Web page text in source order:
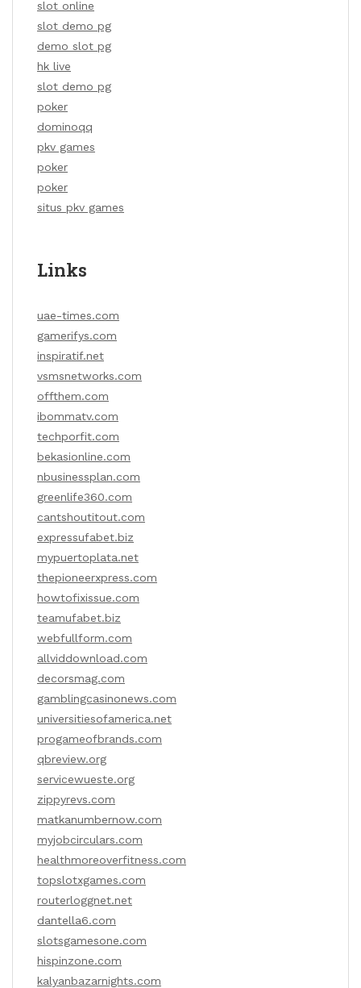
slot online
slot demo pg
demo slot pg
hk live
slot demo pg
poker
dominoqq
pkv games
poker
poker
situs pkv games
Links
uae-times.com
gamerifys.com
inspiratif.net
vsmsnetworks.com
offthem.com
ibommatv.com
techporfit.com
bekasionline.com
nbusinessplan.com
greenlife360.com
cantshoutitout.com
expressufabet.biz
mypuertoplata.net
thepioneerxpress.com
howtofixissue.com
teamufabet.biz
webfullform.com
allviddownload.com
decorsmag.com
gamblingcasinonews.com
universitiesofamerica.net
progameofbrands.com
qbreview.org
servicewueste.org
zippyrevs.com
matkanumbernow.com
myjobcirculars.com
healthmoreoverfitness.com
topslotxgames.com
routerloggnet.net
dantella6.com
slotsgamesone.com
hispinzone.com
kalyanbazarnights.com